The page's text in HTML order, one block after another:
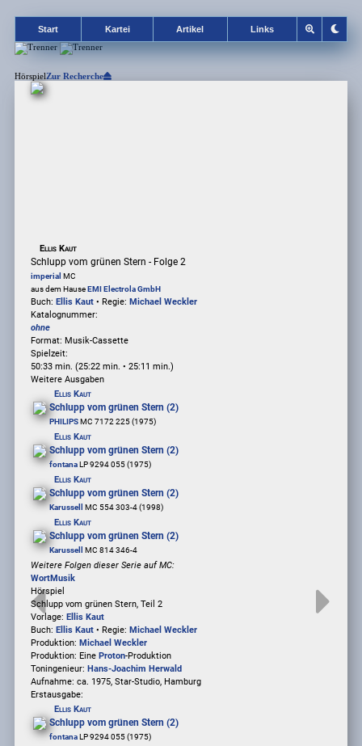
Start Kartei Artikel Links
HörspielZur Recherche
Ellis Kaut
Schlupp vom grünen Stern - Folge 2
imperial MC
aus dem HauseEMI Electrola GmbH
Buch: Ellis Kaut• Regie: Michael Weckler
Katalognummer:
ohne
Format: Musik-Cassette
Spielzeit:
50:33 min. (25:22 min. • 25:11 min.)
Weitere Ausgaben
Ellis Kaut
Schlupp vom grünen Stern (2)
PHILIPSMC 7172 225 (1975)
Ellis Kaut
Schlupp vom grünen Stern (2)
fontanaLP 9294 055 (1975)
Ellis Kaut
Schlupp vom grünen Stern (2)
Karussell MC 554 303-4 (1998)
Ellis Kaut
Schlupp vom grünen Stern (2)
Karussell MC 814 346-4
Weitere Folgen dieser Serie auf MC:
WortMusik
Hörspiel
Schlupp vom grünen Stern, Teil 2
Vorlage: Ellis Kaut
Buch: Ellis Kaut• Regie: Michael Weckler
Produktion: Michael Weckler
Produktion: Eine Proton-Produktion
Toningenieur: Hans-Joachim Herwald
Aufnahme: ca. 1975, Star-Studio, Hamburg
Erstausgabe:
Ellis Kaut
Schlupp vom grünen Stern (2)
fontanaLP 9294 055 (1975)